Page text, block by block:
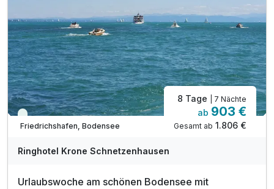
verschiedenen Saunen, Erlebnisdusche, Zirbenstube
Saunalandschaft (mit Textil) mit Kräuter-Sauna
Dampfbad, Salzgrotte, Ruhe-Raum
Freibad mit Liegewiese (Mai-Sept.)
WAR
202
Viele Termine frei
Friedrichshafen, Bodensee
8 Tage | 7 Nächte
ab 903 €
Gesamt ab 1.806 €
Ringhotel Krone Schnetzenhausen
Urlaubswoche am schönen Bodensee mit